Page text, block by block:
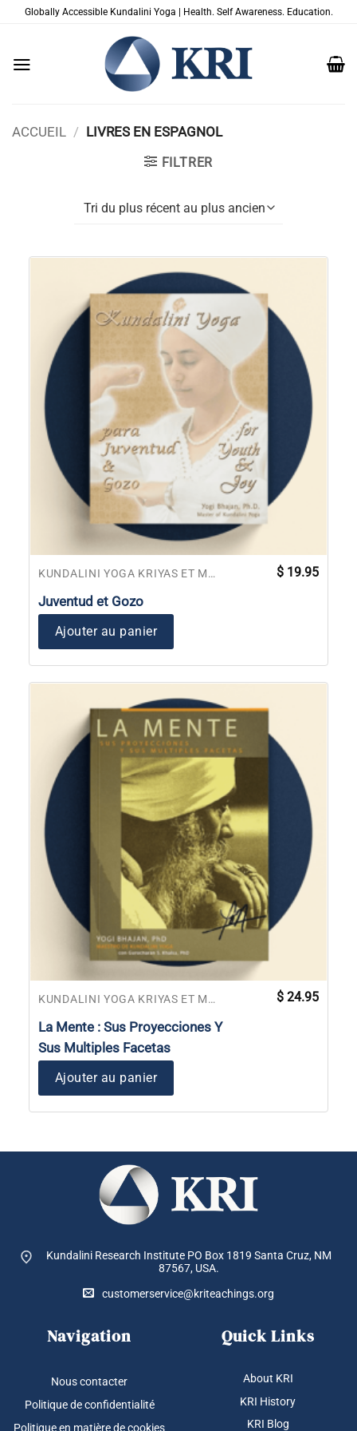
PasserGlobally Accessible Kundalini Yoga | Health. Self Awareness. Education.
ACCUEIL / LIVRES EN ESPAGNOL
FILTRER
KUNDALINI YOGA KRIYAS ET MANUELS DE MÉDITATIONS
Juventud et Gozo
$ 19.95
Ajouter au panier
KUNDALINI YOGA KRIYAS ET MANUELS DE MÉDITATIONS
La Mente : Sus Proyecciones Y
Sus Multiples Facetas
$ 24.95
Ajouter au panier
Kundalini Research Institute PO Box 1819 Santa Cruz, NM
87567, USA.
customerservice@kriteachings.org
Navigation
Nous contacter
Politique de confidentialité
Politique en matière de cookies
Quick Links
About KRI
KRI History
KRI Blog